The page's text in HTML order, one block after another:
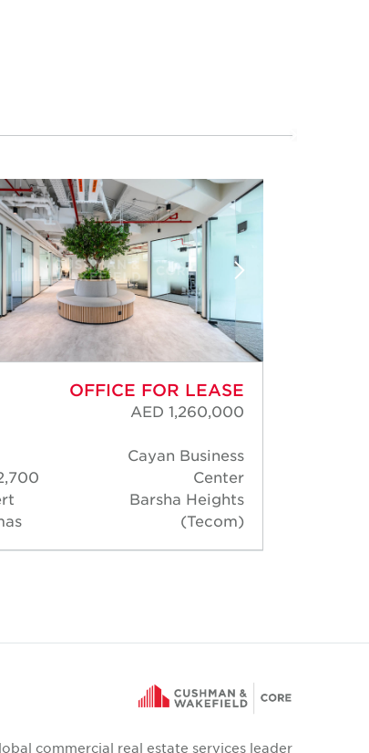
OFFICE FOR LEASE
AED 1,260,000
Cayan Business
Center
Barsha Heights
(Tecom)
sqft
commercial real estate services leader